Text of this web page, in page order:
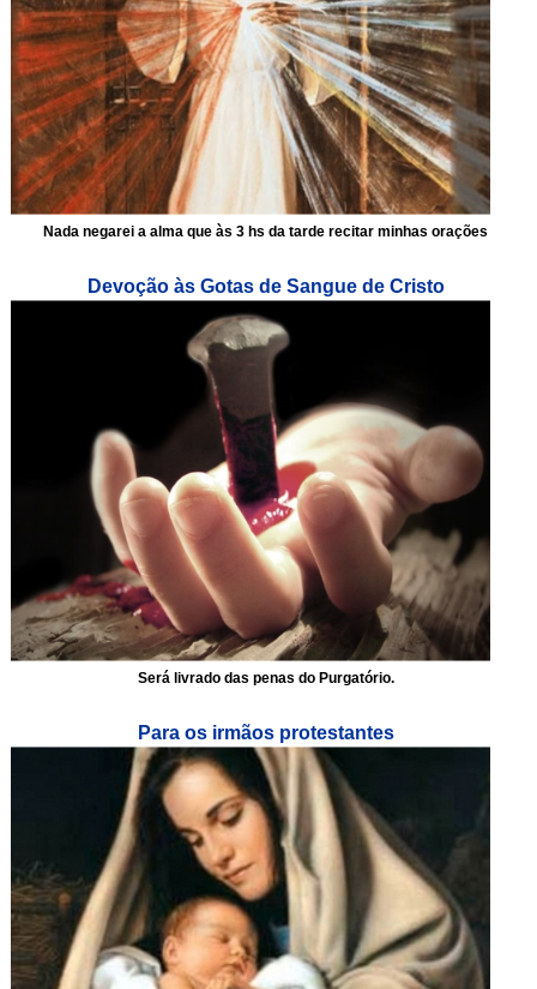
Nada negarei a alma que às 3 hs da tarde recitar minhas orações
Devoção às Gotas de Sangue de Cristo
Será livrado das penas do Purgatório.
Para os irmãos protestantes